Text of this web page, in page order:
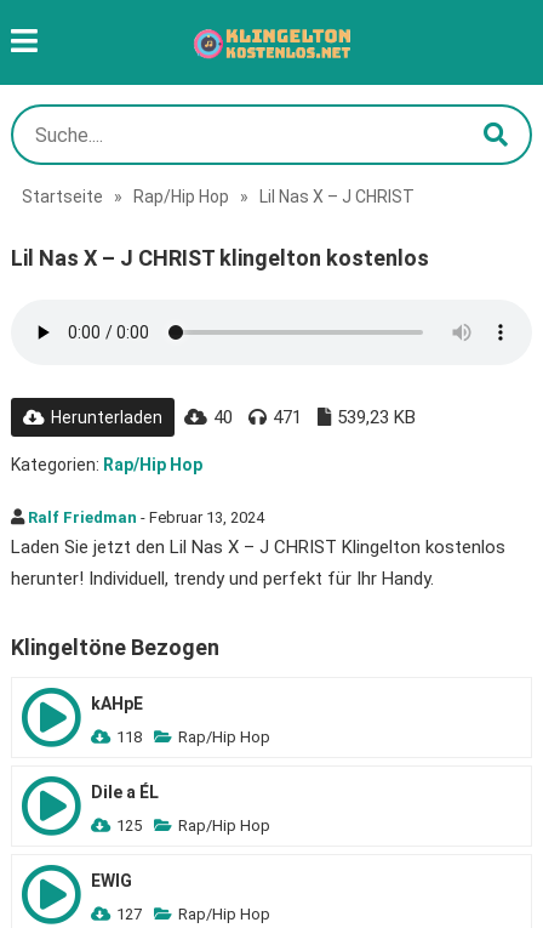
Startseite » Rap/Hip Hop » Lil Nas X – J CHRIST
Lil Nas X – J CHRIST klingelton kostenlos
Herunterladen 40 471 539,23 KB
Kategorien: Rap/Hip Hop
Ralf Friedman - Februar 13, 2024
Laden Sie jetzt den Lil Nas X – J CHRIST Klingelton kostenlos
herunter! Individuell, trendy und perfekt für Ihr Handy.
Klingeltöne Bezogen
kAHpE
118 Rap/Hip Hop
Dile a ÉL
125 Rap/Hip Hop
EWIG
127 Rap/Hip Hop